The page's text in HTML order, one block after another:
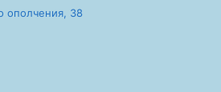
ополчения, 38